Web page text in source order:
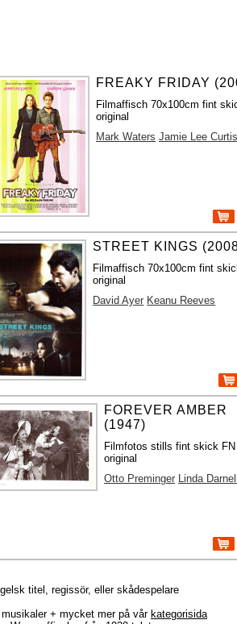
FREAKY FRIDAY
Filmaffisch 70x100cm fint
original
Mark Waters Jamie Lee Curtis
STREET KINGS
Filmaffisch 70x100cm fint
original
David Ayer Keanu Reeves
FOREVER AMBER
(1947)
Filmfotos stills fint skick FN
original
Otto Preminger Linda Darnell
titel, regissör, eller skådespelare
+ mycket mer på vår kategorisida